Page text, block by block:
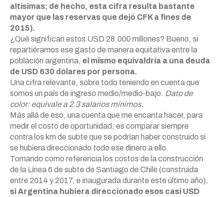
altísimas; de hecho, esta cifra resulta bastante
mayor que las reservas que dejó CFK a fines de
2015).
¿Qué significan estos USD 28.000 millones? Bueno, si
repartiéramos ese gasto de manera equitativa entre la
población argentina, el mismo equivaldría a una deuda
de USD 630 dólares por persona.
Una cifra relevante, sobre todo teniendo en cuenta que
somos un país de ingreso medio/medio-bajo. Dato de
color: equivale a 2.3 salarios mínimos.
Más allá de eso, una cuenta que me encanta hacer, para
medir el costo de oportunidad, es comparar siempre
contra los km de subte que se podrían haber construido si
se hubiera direccionado todo ese dinero a ello.
Tomando como referencia los costos de la construcción
de la Línea 6 de subte de Santiago de Chile (construida
entre 2014 y 2017, e inaugurada durante este último año),
si Argentina hubiera direccionado esos casi USD